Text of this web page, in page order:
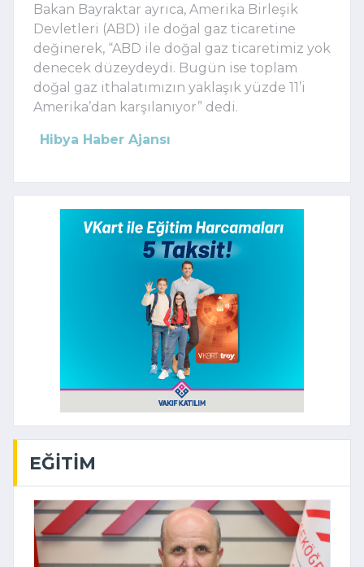
Bakan Bayraktar ayrıca, Amerika Birleşik
Devletleri (ABD) ile doğal gaz ticaretine
değinerek, “ABD ile doğal gaz ticaretimiz yok
denecek düzeydeydi. Bugün ise toplam
doğal gaz ithalatımızın yaklaşık yüzde 11’i
Amerika’dan karşılanıyor” dedi.
Hibya Haber Ajansı
EĞITIM